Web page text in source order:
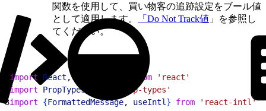
関数を使用して、買い物客の追跡設定をブール値
として適用します。
「Do Not Track値 」を参照し
てください。
import React , from 'react'
import PropTypes
'prop-types'
3import {FormattedMessage, useIntl } from 'react-intl'